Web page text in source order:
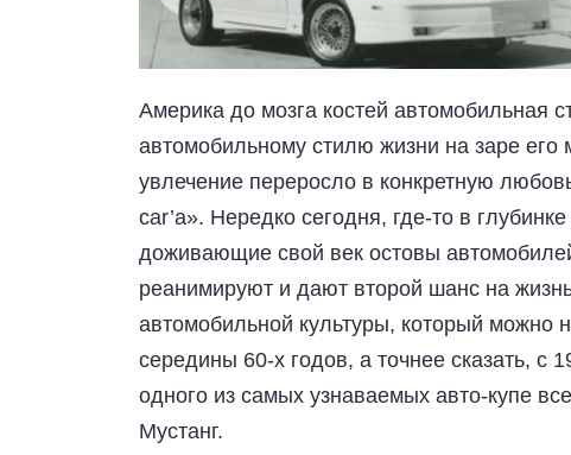
Америка до мозга костей автомобильная
автомобильному стилю жизни на заре
увлечение переросло в конкретную
car’а». Нередко сегодня, где-то в
доживающие свой век остовы
реанимируют и дают второй шанс на
автомобильной культуры, который можно
середины 60-х годов, а точнее сказать, с
одного из самых узнаваемых авто-купе
Мустанг.